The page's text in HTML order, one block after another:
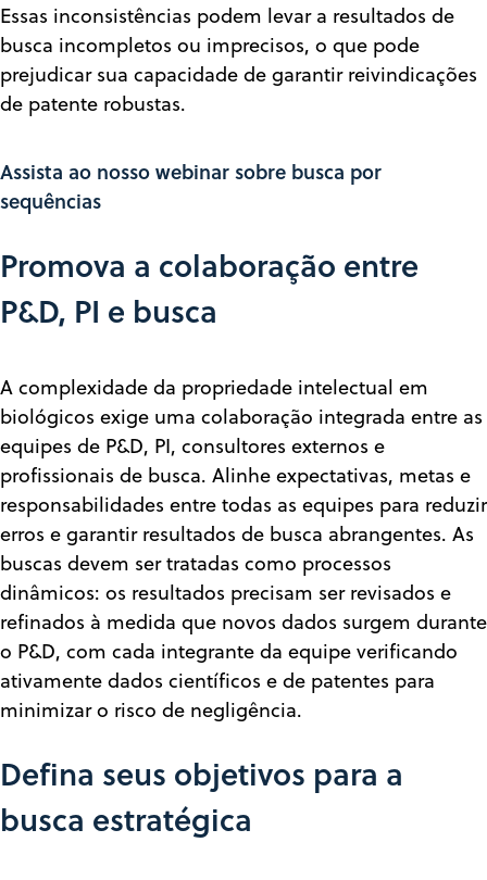
Essas inconsistências podem levar a resultados de
busca incompletos ou imprecisos, o que pode
prejudicar sua capacidade de garantir reivindicações
de patente robustas.
Assista ao nosso webinar sobre busca por
sequências
Promova a colaboração entre
P&D, PI e busca
A complexidade da propriedade intelectual em
biológicos exige uma colaboração integrada entre as
equipes de P&D, PI, consultores externos e
profissionais de busca. Alinhe expectativas, metas e
responsabilidades entre todas as equipes para reduzir
erros e garantir resultados de busca abrangentes. As
buscas devem ser tratadas como processos
dinâmicos: os resultados precisam ser revisados e
refinados à medida que novos dados surgem durante
o P&D, com cada integrante da equipe verificando
ativamente dados científicos e de patentes para
minimizar o risco de negligência.
Defina seus objetivos para a
busca estratégica